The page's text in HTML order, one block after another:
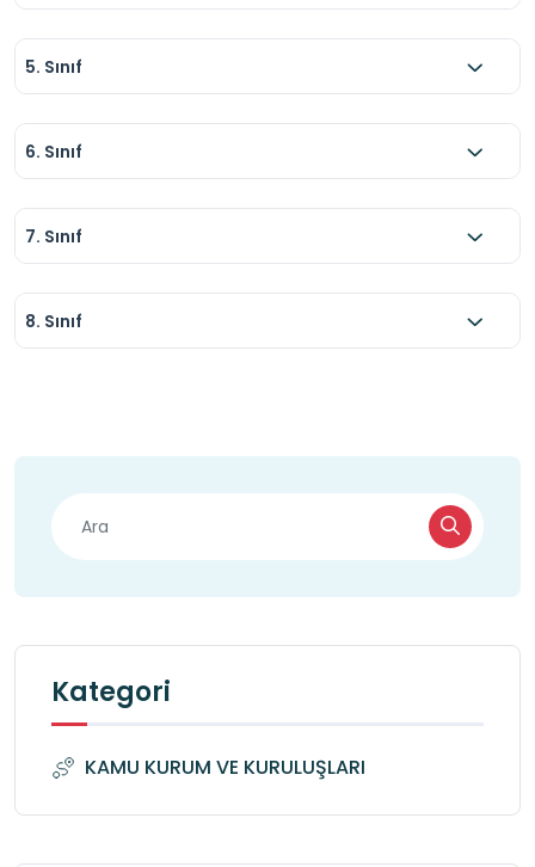
5. Sınıf
6. Sınıf
7. Sınıf
8. Sınıf
Kategori
KAMU KURUM VE KURULUŞLARI